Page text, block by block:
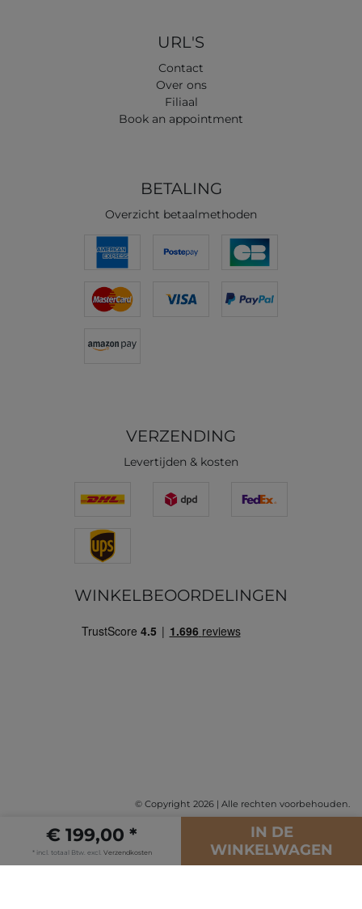
€ 199,00 *
* incl. totaal Btw. excl. Verzendkosten
IN DE
WINKELWAGEN
URL'S
Contact
Over ons
Filiaal
Book an appointment
BETALING
Overzicht betaalmethoden
VERZENDING
Levertijden & kosten
WINKELBEOORDELINGEN
© Copyright 2026 | Alle rechten voorbehouden.